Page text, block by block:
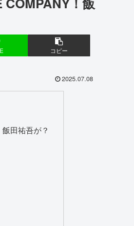
コピー
2025.07.08
田祐吾が？